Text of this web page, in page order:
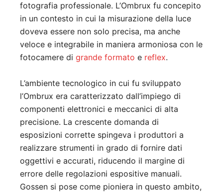
fotografia professionale. L’Ombrux fu concepito
in un contesto in cui la misurazione della luce
doveva essere non solo precisa, ma anche
veloce e integrabile in maniera armoniosa con le
fotocamere di grande formato e reflex.
L’ambiente tecnologico in cui fu sviluppato
l’Ombrux era caratterizzato dall’impiego di
componenti elettronici e meccanici di alta
precisione. La crescente domanda di
esposizioni corrette spingeva i produttori a
realizzare strumenti in grado di fornire dati
oggettivi e accurati, riducendo il margine di
errore delle regolazioni espositive manuali.
Gossen si pose come pioniera in questo ambito,